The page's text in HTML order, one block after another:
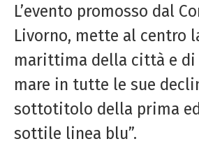
L’evento promosso dal
Livorno, mette al centro
marittima della città e di
mare in tutte le sue
sottotitolo della prima
sottile linea blu”.